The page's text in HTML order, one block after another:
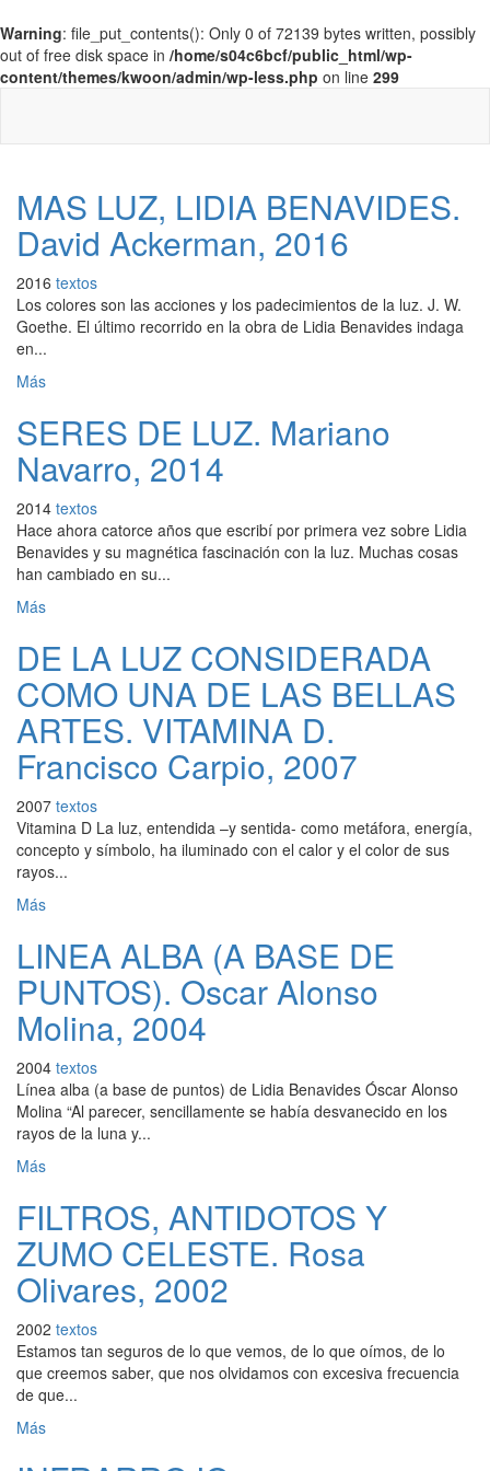
Warning: file_put_contents(): Only 0 of 72139 bytes written, possibly
out of free disk space in /home/s04c6bcf/public_html/wp-
content/themes/kwoon/admin/wp-less.php on line 299
MAS LUZ, LIDIA BENAVIDES.
David Ackerman, 2016
2016 textos
Los colores son las acciones y los padecimientos de la luz. J. W.
Goethe. El último recorrido en la obra de Lidia Benavides indaga
en...
Más
SERES DE LUZ. Mariano
Navarro, 2014
2014 textos
Hace ahora catorce años que escribí por primera vez sobre Lidia
Benavides y su magnética fascinación con la luz. Muchas cosas
han cambiado en su...
Más
DE LA LUZ CONSIDERADA
COMO UNA DE LAS BELLAS
ARTES. VITAMINA D.
Francisco Carpio, 2007
2007 textos
Vitamina D La luz, entendida –y sentida- como metáfora, energía,
concepto y símbolo, ha iluminado con el calor y el color de sus
rayos...
Más
LINEA ALBA (A BASE DE
PUNTOS). Oscar Alonso
Molina, 2004
2004 textos
Línea alba (a base de puntos) de Lidia Benavides Óscar Alonso
Molina “Al parecer, sencillamente se había desvanecido en los
rayos de la luna y...
Más
FILTROS, ANTIDOTOS Y
ZUMO CELESTE. Rosa
Olivares, 2002
2002 textos
Estamos tan seguros de lo que vemos, de lo que oímos, de lo
que creemos saber, que nos olvidamos con excesiva frecuencia
de que...
Más